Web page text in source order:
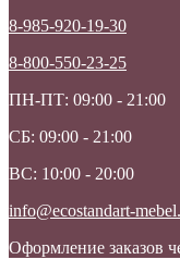
8-985-920-19-30
8-800-550-23-25
ПН-ПТ: 09:00 - 21:00
СБ: 09:00 - 21:00
ВС: 10:00 - 20:00
info@ecostandart-
Оформление заказов